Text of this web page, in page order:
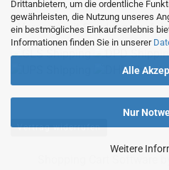
Drittanbietern, um die ordentliche
gewährleisten, die Nutzung unseres
ein bestmögliches Einkaufserlebnis
Informationen finden Sie in unserer
Alle
Nur
Weitere
• Versand mit
Vertrag widerrufen